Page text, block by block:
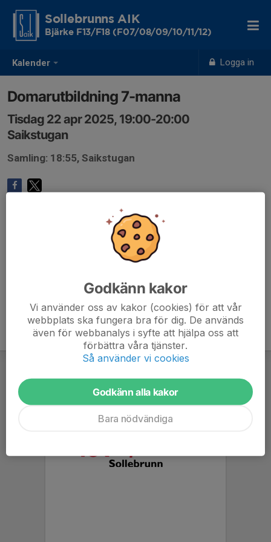
Kalender Logga in
Sollebrunns AIK
Bjärke F13/F18 (F07/08/09/10/11/12)
Domarutbildning 7-manna
Tisdag 22 apr 2025, 19:00-20:00
Saikstugan
Samling: 18:55, Saikstugan
Godkänn kakor
Vi använder oss av kakor (cookies) för att vår
webbplats ska fungera bra för dig. De används
även för webbanalys i syfte att hjälpa oss att
förbättra våra tjänster.
Så använder vi cookies
Godkänn alla kakor
Bara nödvändiga